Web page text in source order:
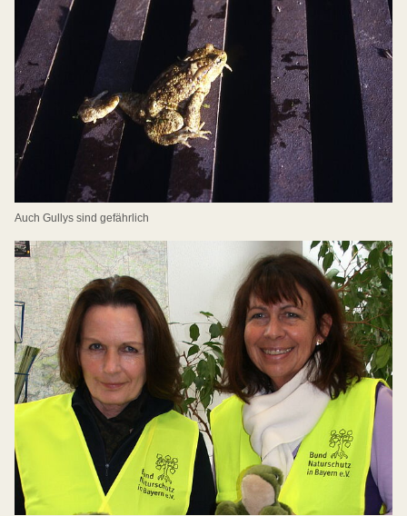
Auch Gullys sind gefährlich